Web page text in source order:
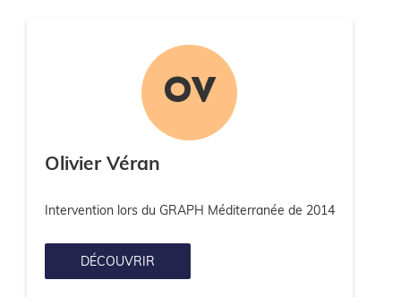
OV
Olivier Véran
Intervention lors du GRAPH Méditerranée de 2014
DÉCOUVRIR